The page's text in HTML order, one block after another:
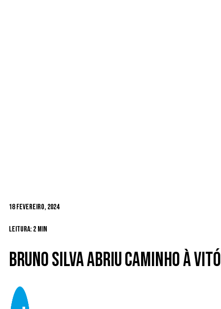
18 Fevereiro, 2024
Leitura: 2 min
Bruno Silva abriu caminho à